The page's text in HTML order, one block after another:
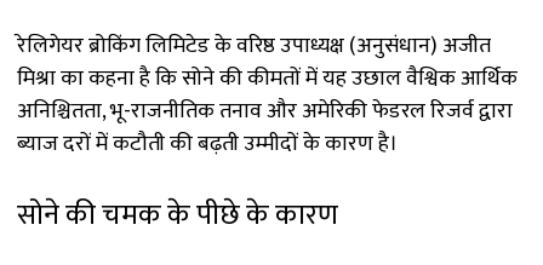
रेलिगेयर ब्रोकिंग लिमिटेड के वरिष्ठ उपाध्यक्ष (अनुसंधान) अजीत
मिश्रा का कहना है कि सोने की कीमतों में यह उछाल वैश्विक आर्थिक
अनिश्चितता, भू-राजनीतिक तनाव और अमेरिकी फेडरल रिजर्व द्वारा
ब्याज दरों में कटौती की बढ़ती उम्मीदों के कारण है।
सोने की चमक के पीछे के कारण